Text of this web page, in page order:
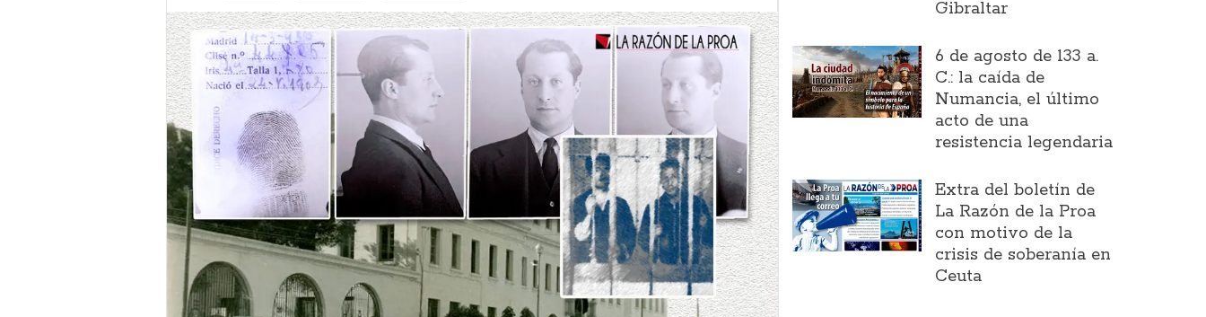
Gibraltar
6 de agosto de 133 a.
C.: la caída de
Numancia, el último
acto de una
resistencia legendaria
Extra del boletín de
La Razón de la Proa
con motivo de la
crisis de soberanía en
Ceuta